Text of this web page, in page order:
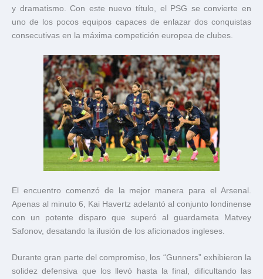
y dramatismo. Con este nuevo título, el PSG se convierte en
uno de los pocos equipos capaces de enlazar dos conquistas
consecutivas en la máxima competición europea de clubes.
El encuentro comenzó de la mejor manera para el Arsenal.
Apenas al minuto 6, Kai Havertz adelantó al conjunto londinense
con un potente disparo que superó al guardameta Matvey
Safonov, desatando la ilusión de los aficionados ingleses.
Durante gran parte del compromiso, los “Gunners” exhibieron la
solidez defensiva que los llevó hasta la final, dificultando las